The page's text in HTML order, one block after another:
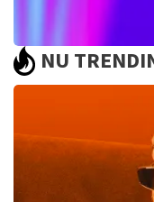
Bouke And The
NU